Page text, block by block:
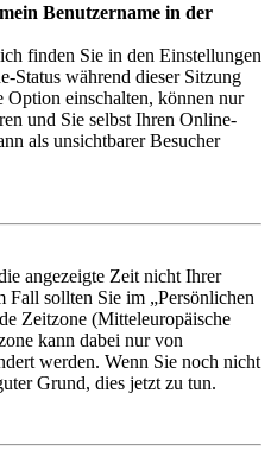
Benutzername in der
finden Sie in den Einstellungen
Status während dieser Sitzung
Option einschalten, können nur
und Sie selbst Ihren Online-
als unsichtbarer Besucher
angezeigte Zeit nicht Ihrer
Fall sollten Sie im „Persönlichen
Zeitzone (Mitteleuropäische
kann dabei nur von
werden. Wenn Sie noch nicht
Grund, dies jetzt zu tun.